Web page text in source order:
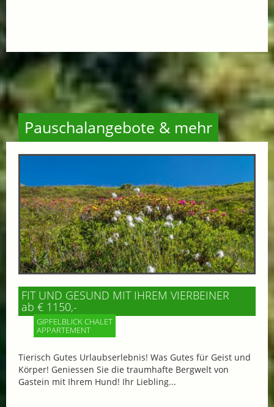
Pauschalangebote & mehr
FIT UND GESUND MIT IHREM VIERBEINER
ab € 1150,-
GIPFELBLICK CHALET
APPARTEMENT
Tierisch Gutes Urlaubserlebnis! Was Gutes für Geist und
Körper! Geniessen Sie die traumhafte Bergwelt von
Gastein mit Ihrem Hund! Ihr Liebling...